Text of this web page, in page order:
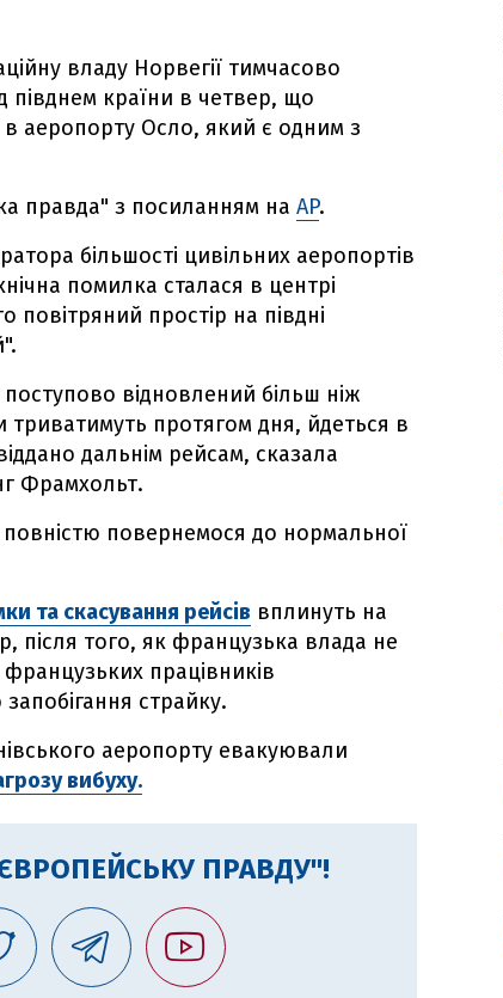
владу Норвегії тимчасово
півднем країни в четвер, що
аеропорту Осло, який є одним з
правда" з посиланням на AP.
більшості цивільних аеропортів
помилка сталася в центрі
повітряний простір на півдні
відновлений більш ніж
протягом дня, йдеться в
дальнім рейсам, сказала
Фрамхольт.
повернемося до нормальної
та скасування рейсів вплинуть на
після того, як французька влада не
працівників
страйку.
аеропорту евакуювали
вибуху.
ПРАВДУ"!